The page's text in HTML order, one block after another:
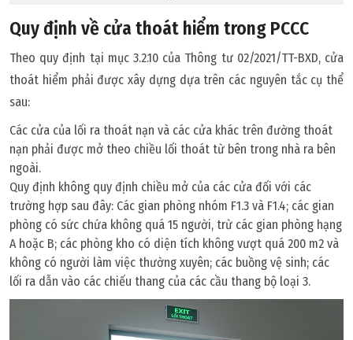
Quy định về cửa thoát hiểm trong PCCC
Theo quy định tại mục 3.2.10 của Thông tư 02/2021/TT-BXD, cửa
thoát hiểm phải được xây dựng dựa trên các nguyên tắc cụ thể
sau:
Các cửa của lối ra thoát nạn và các cửa khác trên đường thoát
nạn phải được mở theo chiều lối thoát từ bên trong nhà ra bên
ngoài.
Quy định không quy định chiều mở của các cửa đối với các
trường hợp sau đây: Các gian phòng nhóm F1.3 và F1.4; các gian
phòng có sức chứa không quá 15 người, trừ các gian phòng hạng
A hoặc B; các phòng kho có diện tích không vượt quá 200 m2 và
không có người làm việc thường xuyên; các buồng vệ sinh; các
lối ra dẫn vào các chiếu thang của các cầu thang bộ loại 3.